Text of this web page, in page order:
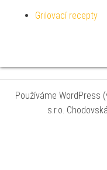
Grilovací recepty
Používáme WordPress
s.r.o.